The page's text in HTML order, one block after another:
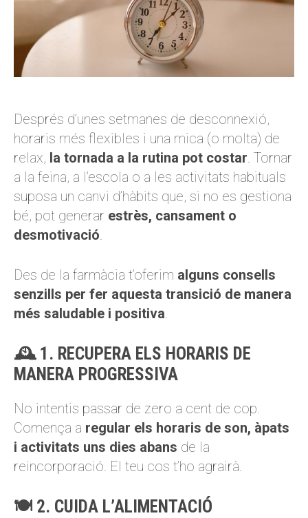
Després d’unes setmanes de desconnexió,
horaris més flexibles i una mica (o molta) de
relax, la tornada a la rutina pot costar. Tornar
a la feina, a l’escola o a les activitats habituals
suposa un canvi d’hàbits que, si no es gestiona
bé, pot generar estrès, cansament o
desmotivació.
Des de la farmàcia t’oferim alguns consells
senzills per fer aquesta transició de manera
més saludable i positiva.
🕰️ 1. RECUPERA ELS HORARIS DE
MANERA PROGRESSIVA
No intentis passar de zero a cent de cop.
Comença a regular els horaris de son, àpats
i activitats uns dies abans de la
reincorporació. El teu cos t’ho agrairà.
🍽️ 2. CUIDA L’ALIMENTACIÓ